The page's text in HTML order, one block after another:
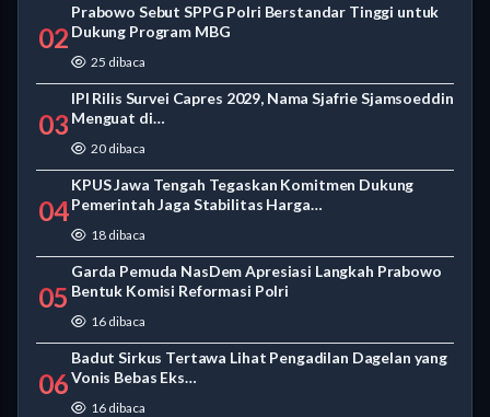
02
Prabowo Sebut SPPG Polri Berstandar Tinggi untuk
Dukung Program MBG
25 dibaca
03
IPI Rilis Survei Capres 2029, Nama Sjafrie Sjamsoeddin
Menguat di…
20 dibaca
04
KPUS Jawa Tengah Tegaskan Komitmen Dukung
Pemerintah Jaga Stabilitas Harga…
18 dibaca
05
Garda Pemuda NasDem Apresiasi Langkah Prabowo
Bentuk Komisi Reformasi Polri
16 dibaca
06
Badut Sirkus Tertawa Lihat Pengadilan Dagelan yang
Vonis Bebas Eks…
16 dibaca